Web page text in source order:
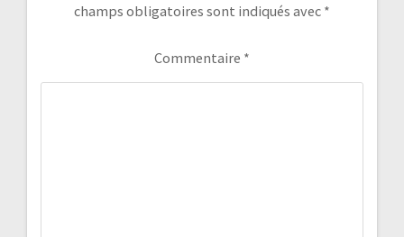
champs obligatoires sont indiqués avec *
Commentaire *